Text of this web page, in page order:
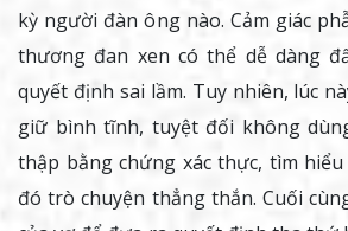
kỳ người đàn ông nào. Cảm giác
thương đan xen có thể dễ dàng
quyết định sai lầm. Tuy nhiên, lúc
giữ bình tĩnh, tuyệt đối không
thập bằng chứng xác thực, tìm
đó trò chuyện thẳng thắn. Cuối